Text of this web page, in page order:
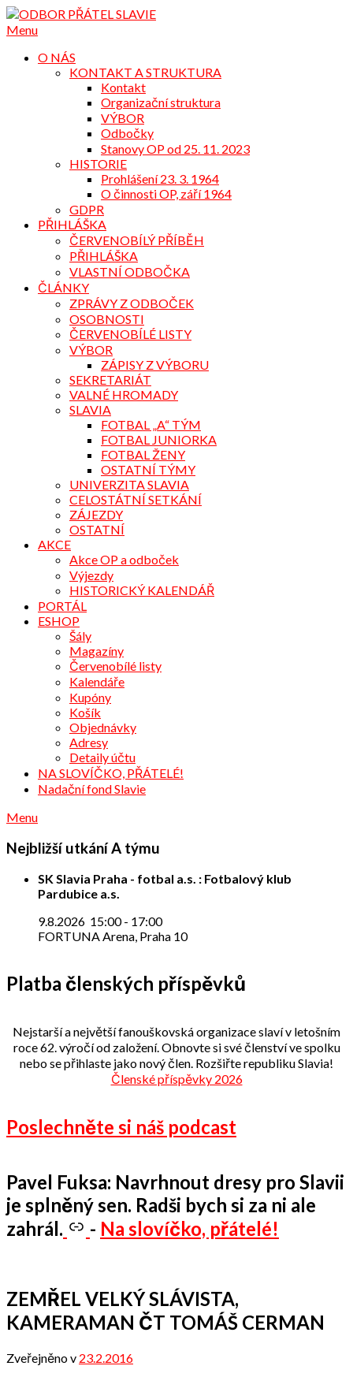
Přejdi
na
Menu
O NÁS
KONTAKT A STRUKTURA
Kontakt
Organizační struktura
VÝBOR
Odbočky
Stanovy OP od 25. 11. 2023
HISTORIE
Prohlášení 23. 3. 1964
O činnosti OP, září 1964
GDPR
PŘIHLÁŠKA
ČERVENOBÍLÝ PŘÍBĚH
PŘIHLÁŠKA
VLASTNÍ ODBOČKA
ČLÁNKY
ZPRÁVY Z ODBOČEK
OSOBNOSTI
ČERVENOBÍLÉ LISTY
VÝBOR
ZÁPISY Z VÝBORU
SEKRETARIÁT
VALNÉ HROMADY
SLAVIA
FOTBAL „A“ TÝM
FOTBAL JUNIORKA
FOTBAL ŽENY
OSTATNÍ TÝMY
UNIVERZITA SLAVIA
CELOSTÁTNÍ SETKÁNÍ
ZÁJEZDY
OSTATNÍ
AKCE
Akce OP a odboček
Výjezdy
HISTORICKÝ KALENDÁŘ
PORTÁL
ESHOP
Šály
Magazíny
Červenobílé listy
Kalendáře
Kupóny
Košík
Objednávky
Adresy
Detaily účtu
NA SLOVÍČKO, PŘÁTELÉ!
Nadační fond Slavie
Menu
Nejbližší utkání A týmu
SK Slavia Praha - fotbal a.s. : Fotbalový klub
Pardubice a.s.
9.8.2026 15:00- 17:00
FORTUNA Arena, Praha 10
Platba členských příspěvků
Nejstarší a největší fanouškovská organizace slaví v letošním
roce 62. výročí od založení. Obnovte si své členství ve spolku
nebo se přihlaste jako nový člen. Rozšiřte republiku Slavia!
Členské příspěvky 2026
Poslechněte si náš podcast
Pavel Fuksa: Navrhnout dresy pro Slavii
je splněný sen. Radši bych si za ni ale
zahrál.
- Na slovíčko, přátelé!
ZEMŘEL VELKÝ SLÁVISTA,
KAMERAMAN ČT TOMÁŠ CERMAN
Zveřejněno v 23.2.2016